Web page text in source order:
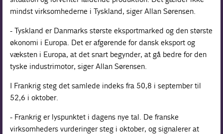
mindst virksomhederne i Tyskland, siger Allan Sørensen.
- Tyskland er Danmarks største eksportmarked og den største
økonomi i Europa. Det er afgørende for dansk eksport og
væksten i Europa, at det snart begynder, at gå bedre for den
tyske industrimotor, siger Allan Sørensen.
I Frankrig steg det samlede indeks fra 50,8 i september til
52,6 i oktober.
- Frankrig er lyspunktet i dagens nye tal. De franske
virksomheders vurderinger steg i oktober, og signalerer at